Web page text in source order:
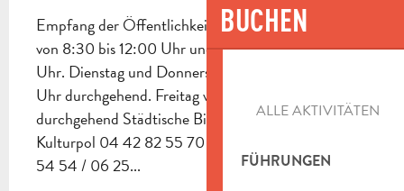
BUCHEN
ALLE AKTIVITÄTEN
FÜHRUNGEN
Empfang der Öffentlichkeit Montag und Mittwoch
von 8:30 bis 12:00 Uhr und von 13:30 bis 17:30
Uhr. Dienstag und Donnerstag von 8:30 bis 16:30
Uhr durchgehend. Freitag von 8:30 bis 15:00 Uhr
durchgehend Städtische Bibliothek 04 42 82 55 63
Kulturpol 04 42 82 55 70 Stadtpolizei 04 42 82
54 54 / 06 25...